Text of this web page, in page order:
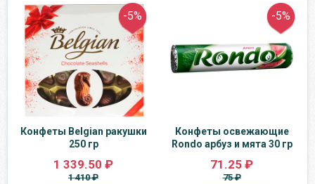
-5%
Конфеты Belgian ракушки
250 гр
1 339.50 ₽
1 410 ₽
-5%
Конфеты освежающие
Rondo арбуз и мята 30 гр
71.25 ₽
75 ₽